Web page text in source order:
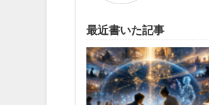
最近書いた記事